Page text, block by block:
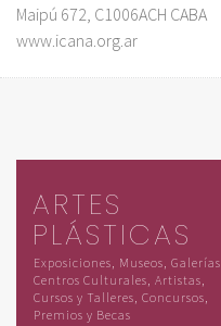
Maipú 672, C1006ACH CABA
www.icana.org.ar
ARTES
PLÁSTICAS
Exposiciones, Museos, Galerías,
Centros Culturales, Artistas,
Cursos y Talleres, Concursos,
Premios y Becas